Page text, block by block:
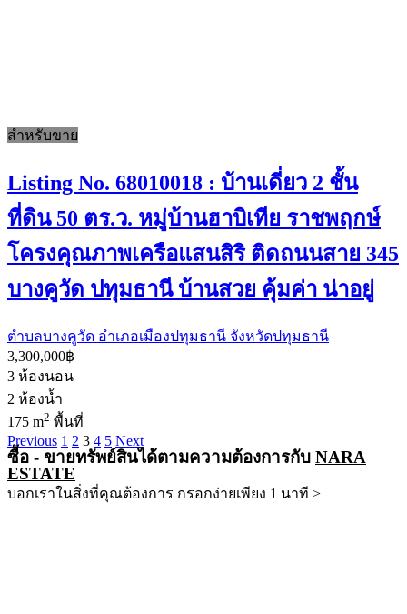
สำหรับขาย
Listing No. 68010018 : บ้านเดี่ยว 2 ชั้น
ที่ดิน 50 ตร.ว. หมู่บ้านฮาบิเทีย ราชพฤกษ์
โครงคุณภาพเครือแสนสิริ ติดถนนสาย 345
บางคูวัด ปทุมธานี บ้านสวย คุ้มค่า น่าอยู่
ตำบลบางคูวัด อำเภอเมืองปทุมธานี จังหวัดปทุมธานี
3,300,000฿
3 ห้องนอน
2 ห้องน้ำ
175 m2 พื้นที่
Previous 1 2 3 4 5 Next
ซื้อ - ขายทรัพย์สินได้ตามความต้องการกับ NARA
ESTATE
บอกเราในสิ่งที่คุณต้องการ กรอกง่ายเพียง 1 นาที >